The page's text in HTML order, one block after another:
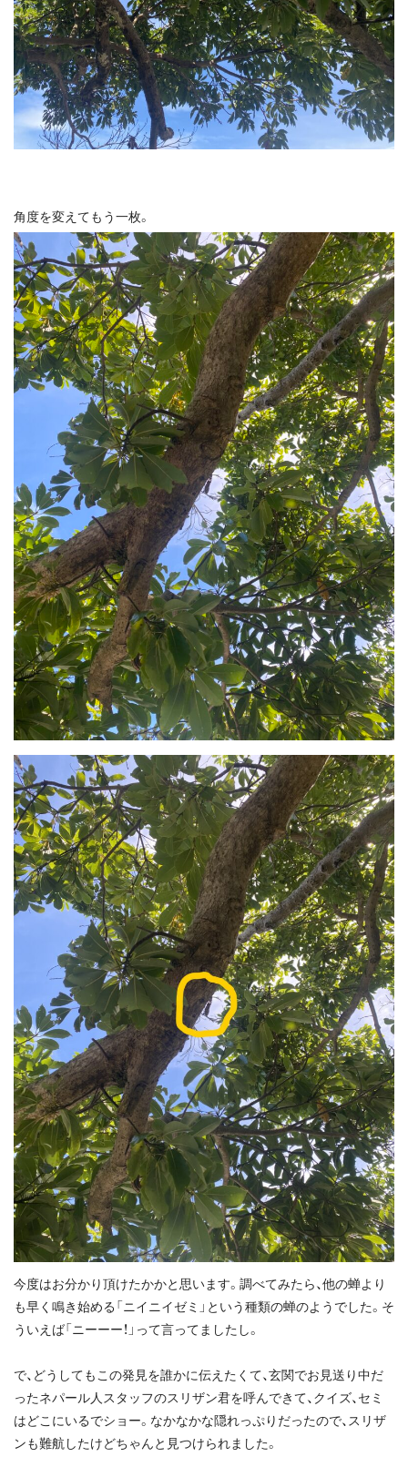
角度を変えてもう一枚。
今度はお分かり頂けたかかと思います。調べてみたら、他の蝉より
も早く鳴き始める「ニイニイゼミ」という種類の蝉のようでした。そ
ういえば「ニーーー！」って言ってましたし。
で、どうしてもこの発見を誰かに伝えたくて、玄関でお見送り中だ
ったネパール人スタッフのスリザン君を呼んできて、クイズ、セミ
はどこにいるでショー。なかなかな隠れっぷりだったので、スリザ
ンも難航したけどちゃんと見つけられました。